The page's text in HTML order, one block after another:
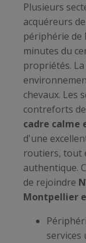
Plusieurs
acquéreurs de
périphérie de
minutes du
propriétés.
chevaux. Les
contreforts
cadre calme
d'une
routiers, tout
authentique.
de rejoindre
Montpellier
services